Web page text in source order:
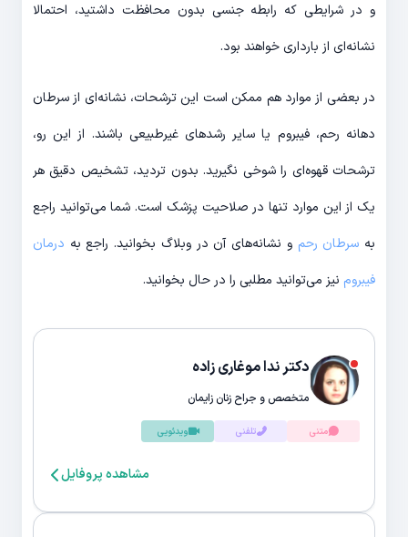
و در شرایطی که رابطه جنسی بدون محافظت داشتید، احتمالا
نشانه‌ای از بارداری خواهند بود.
در بعضی از موارد هم ممکن است این ترشحات، نشانه‌ای از سرطان
دهانه رحم، فیبروم یا سایر رشدهای غیرطبیعی باشند. از این رو،
ترشحات قهوه‌ای را شوخی نگیرید. بدون تردید، تشخیص دقیق هر
یک از این موارد تنها در صلاحیت پزشک است. شما می‌توانید راجع
به سرطان رحم و نشانه‌های آن در وبلاگ بخوانید. راجع به درمان
فیبروم نیز می‌توانید مطلبی را در حال بخوانید.
دکتر ندا موغاری زاده
متخصص و جراح زنان زایمان
متنی تلفنی ویدئویی
مشاهده پروفایل